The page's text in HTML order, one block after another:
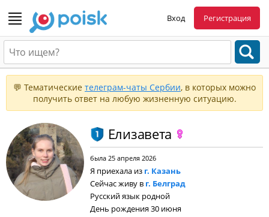
Вход Регистрация
💬 Тематические телеграм-чаты Сербии, в которых можно
получить ответ на любую жизненную ситуацию.
Елизавета
была 25 апреля 2026
Я приехала из г. Казань
Сейчас живу в г. Белград
Русский язык родной
День рождения 30 июня